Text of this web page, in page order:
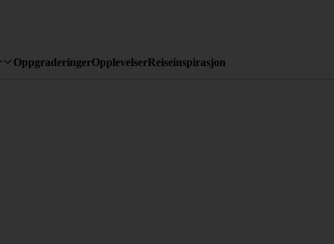
OppgraderingerOpplevelserReiseinspirasjon